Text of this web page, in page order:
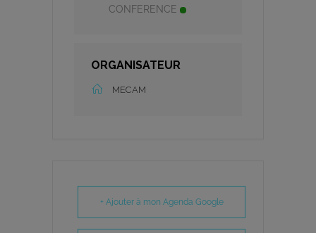
CONFERENCE
ORGANISATEUR
MECAM
+ Ajouter à mon Agenda Google